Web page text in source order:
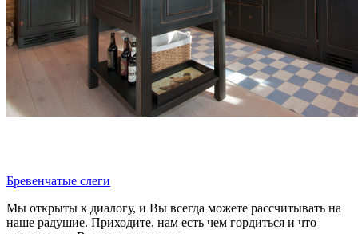
Бревенчатые слеги
Мы открыты к диалогу, и Вы всегда можете рассчитывать на
наше радушие. Приходите, нам есть чем гордиться и что